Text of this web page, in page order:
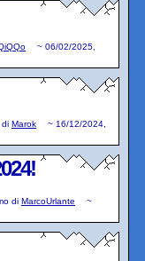
~ 06/02/2025,
di Marok ~ 16/12/2024,
di MarcoUrlante
~